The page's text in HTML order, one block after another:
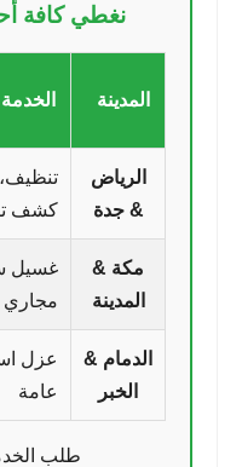
نغطي كافة
المدينة الخدمة
الرياض
& جدة
تنظيف،
كشف
مكة &
المدينة
غسيل
مجاري
الدمام &
الخبر
عزل
عامة
طلب